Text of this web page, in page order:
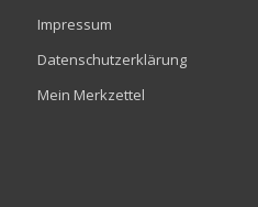
Impressum
Datenschutzerklärung
Mein Merkzettel